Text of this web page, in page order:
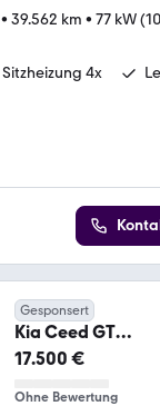
• 39.562 km • 77 kW
Sitzheizung 4x
Gesponsert
Kia Ceed GT
Pano/
17.500 €
Ohne Bewertung